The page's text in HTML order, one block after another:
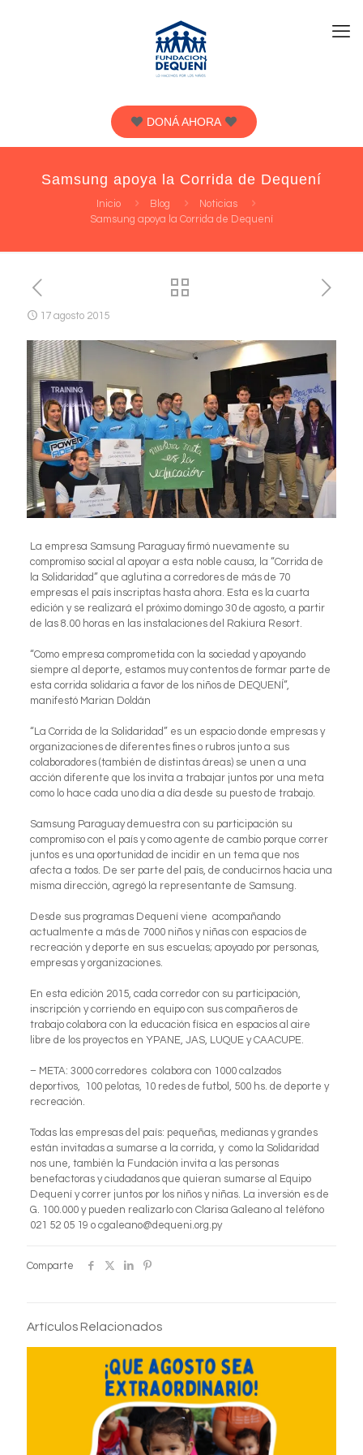
DONÁ AHORA
Samsung apoya la Corrida de Dequení
Inicio Blog
Noticias
Samsung apoya la Corrida de Dequení
17 agosto 2015
La empresa Samsung Paraguay firmó nuevamente su
compromiso social al apoyar a esta noble causa, la “Corrida de
la Solidaridad” que aglutina a corredores de más de 70
empresas el país inscriptas hasta ahora. Esta es la cuarta
edición y se realizará el próximo domingo 30 de agosto, a partir
de las 8.00 horas en las instalaciones del Rakiura Resort.
“Como empresa comprometida con la sociedad y apoyando
siempre al deporte, estamos muy contentos de formar parte de
esta corrida solidaria a favor de los niños de DEQUENÍ”,
manifestó Marian Doldán
“La Corrida de la Solidaridad” es un espacio donde empresas y
organizaciones de diferentes fines o rubros junto a sus
colaboradores (también de distintas áreas) se unen a una
acción diferente que los invita a trabajar juntos por una meta
como lo hace cada uno día a día desde su puesto de trabajo.
Samsung Paraguay demuestra con su participación su
compromiso con el país y como agente de cambio porque correr
juntos es una oportunidad de incidir en un tema que nos
afecta a todos. De ser parte del país, de conducirnos hacia una
misma dirección, agregó la representante de Samsung.
Desde sus programas Dequení viene acompañando
actualmente a más de 7000 niños y niñas con espacios de
recreación y deporte en sus escuelas; apoyado por personas,
empresas y organizaciones.
En esta edición 2015, cada corredor con su participación,
inscripción y corriendo en equipo con sus compañeros de
trabajo colabora con la educación física en espacios al aire
libre de los proyectos en YPANE, JAS, LUQUE y CAACUPE.
– META: 3000 corredores colabora con 1000 calzados
deportivos, 100 pelotas, 10 redes de futbol, 500 hs. de deporte y
recreación.
Todas las empresas del país: pequeñas, medianas y grandes
están invitadas a sumarse a la corrida, y como la Solidaridad
nos une, también la Fundación invita a las personas
benefactoras y ciudadanos que quieran sumarse al Equipo
Dequení y correr juntos por los niños y niñas. La inversión es de
G. 100.000 y pueden realizarlo con Clarisa Galeano al teléfono
021 52 05 19 o cgaleano@dequeni.org.py
Comparte
Artículos Relacionados